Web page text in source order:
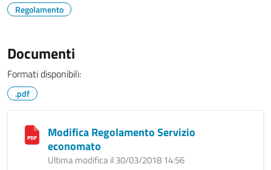
Regolamento
Documenti
Formati disponibili:
.pdf
Modifica Regolamento Servizio
economato
Ultima modifica il 30/03/2018 14:56